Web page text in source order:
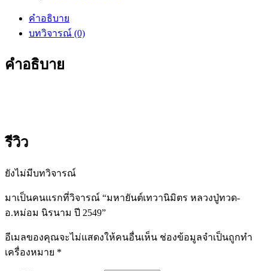
ปู่ทวด-
ชิ้น
คำอธิบาย
บทวิจารณ์ (0)
คำอธิบาย
รีวิว
ยังไม่มีบทวิจารณ์
มาเป็นคนแรกที่วิจารณ์ “มหายันต์เทวานิมิตร หลวงปู่ทวด-
อ.หม่อม นิรนาม ปี 2549”
อีเมลของคุณจะไม่แสดงให้คนอื่นเห็น ช่องข้อมูลจำเป็นถูกทำ
เครื่องหมาย *